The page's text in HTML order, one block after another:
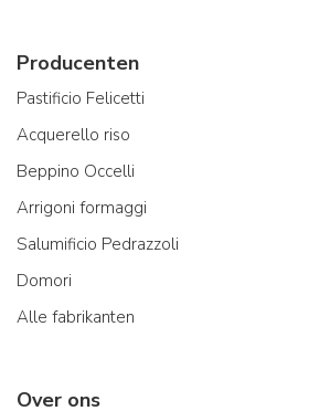
Producenten
Pastificio Felicetti
Acquerello riso
Beppino Occelli
Arrigoni formaggi
Salumificio Pedrazzoli
Domori
Alle fabrikanten
Over ons